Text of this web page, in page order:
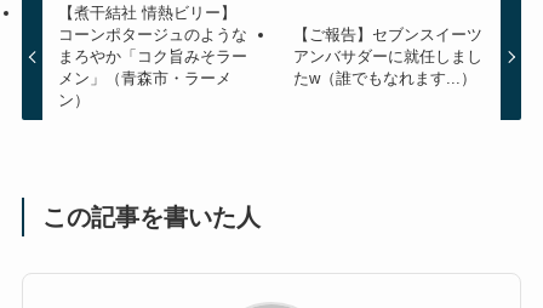
【煮干結社 情熱ビリー】
コーンポタージュのような
まろやか「コク旨みそラー
メン」（青森市・ラーメ
ン）
【ご報告】セブンスイーツ
アンバサダーに就任しまし
たw（誰でもなれます...）
この記事を書いた人